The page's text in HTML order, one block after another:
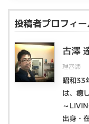
投稿者プロフィ
古澤
理容師
昭和33
は、癒
～
出身・